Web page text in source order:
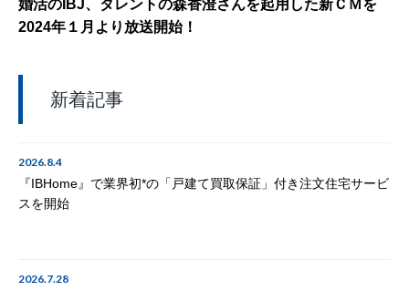
婚活のIBJ、タレントの森香澄さんを起用した新ＣＭを
2024年１月より放送開始！
新着記事
2026.8.4
『IBHome』で業界初*の「戸建て買取保証」付き注文住宅サービ
スを開始
2026.7.28